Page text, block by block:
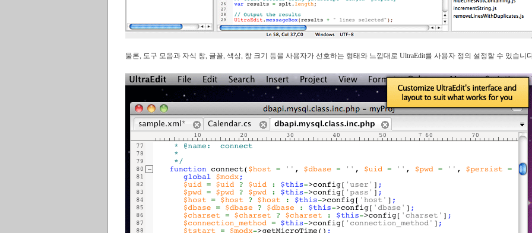
물론, 도구 모음과 자식 창, 글꼴, 색상, 창 크기 등을 사용자가 선호하는 형태와 느낌대로 UltraEdit를 사용자 정의 설정할 수 있습니